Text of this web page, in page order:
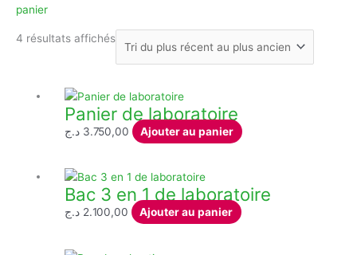
panier
4 résultats affichésTrié
du
récent
au
plus
ancien
Panier de laboratoire
3.750,00 د.ج Ajouter au panier
Bac 3 en 1 de laboratoire
2.100,00 د.ج Ajouter au panier